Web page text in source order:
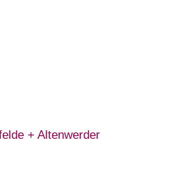
+ Altenwerder